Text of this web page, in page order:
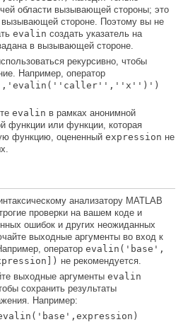
области вызывающей стороны; это
вызывающей стороне. Поэтому вы не
evalin создать указатель на
в вызывающей стороне.
рекурсивно, чтобы
Например, оператор
evalin в рамках анонимной
функции или функции, которая
функцию, оцененный expression не
анализатору MATLAB
проверки на вашем коде и
ошибок и других неожиданных
выходные аргументы во вход к
оператор evalin('base',
не рекомендуется.
выходные аргументы evalin
сохранить результаты
Например: